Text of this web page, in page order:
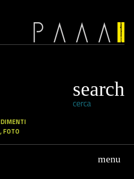
FOTO
cerca